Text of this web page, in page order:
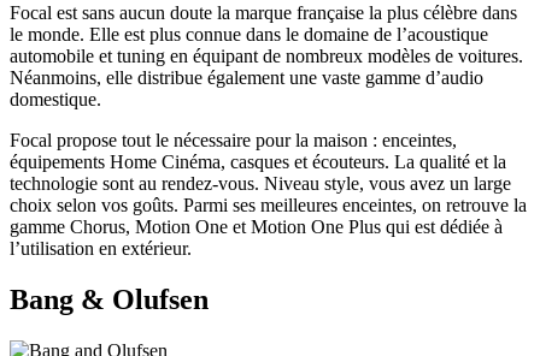
Focal est sans aucun doute la marque française la plus célèbre dans
le monde. Elle est plus connue dans le domaine de l’acoustique
automobile et tuning en équipant de nombreux modèles de voitures.
Néanmoins, elle distribue également une vaste gamme d’audio
domestique.
Focal propose tout le nécessaire pour la maison : enceintes,
équipements Home Cinéma, casques et écouteurs. La qualité et la
technologie sont au rendez-vous. Niveau style, vous avez un large
choix selon vos goûts. Parmi ses meilleures enceintes, on retrouve la
gamme Chorus, Motion One et Motion One Plus qui est dédiée à
l’utilisation en extérieur.
Bang & Olufsen